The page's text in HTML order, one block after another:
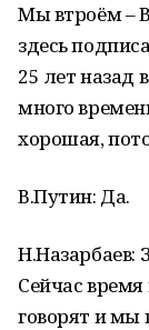
Мы втроём –
здесь
25 лет назад
много
хорошая,
В.Путин: Да.
Н.Назарбаев:
Сейчас время
говорят и мы